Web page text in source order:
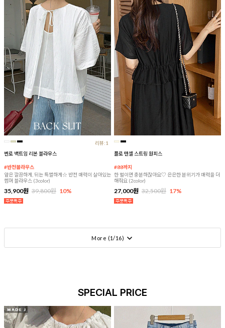
리뷰:1
벤로 백트임 리본 블라우스
#반전블라우스
앞은 깔끔하게, 뒤는 특별하게☆ 반전 매력이 살아있는
썸머 블라우스 (3color)
35,900원 39,800원 10%
플로 텐셀 스트링 원피스
#88까지
한 벌이면 충분하잖아요♡ 은은한 분위기가 매력을 더
해줘요 (2color)
27,000원 32,500원 17%
More (1/16)
SPECIAL PRICE